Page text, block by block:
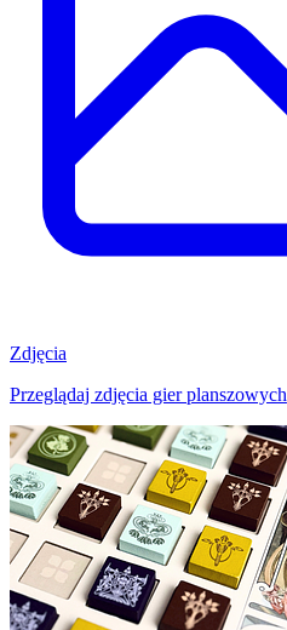
Zdjęcia
Przeglądaj zdjęcia gier planszowych